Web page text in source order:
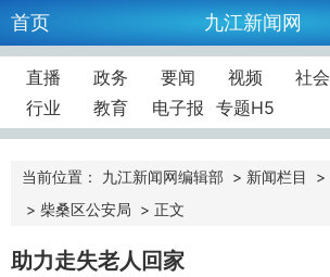
首页 九江新闻网
直播 政务 要闻 视频 社会
行业
教育 电子报 专题H5
当前位置： 九江新闻网编辑部 > 新闻栏目 >
> 柴桑区公安局 > 正文
助力走失老人回家